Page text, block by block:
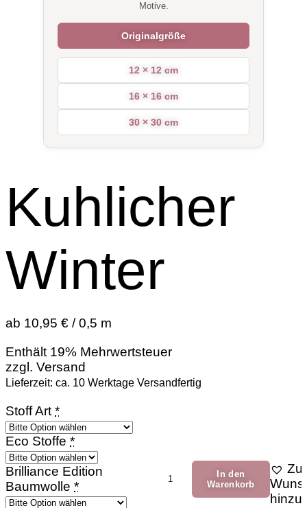
Motive.
Originalgröße
12 × 12 cm
16 × 16 cm
30 × 30 cm
Kuhlicher
Winter
ab 10,95 € / 0,5 m
Enthält 19% Mehrwertsteuer
zzgl. Versand
Lieferzeit: ca. 10 Werktage Versandfertig
Stoff Art *
Eco Stoffe *
Brilliance Edition
Baumwolle *
Winter
In den
Warenkorb
Zur